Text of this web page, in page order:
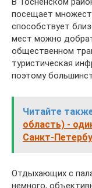
посещает
способствует
мест можно
общественном
туристическая
поэтому
Читайте
область) -
Санкт-
Отдыхающих с
немного,